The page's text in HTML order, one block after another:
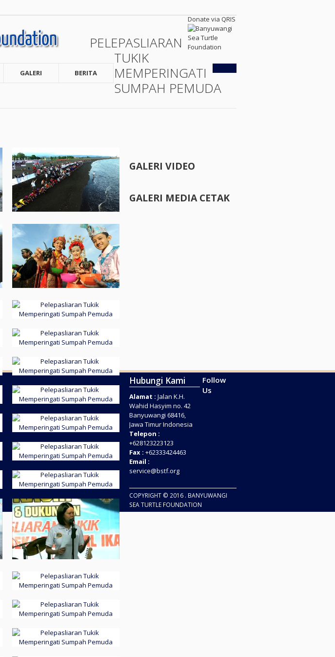
Donate via QRIS
GALERI BERITA
PELEPASLIARAN
TUKIK
MEMPERINGATI
SUMPAH PEMUDA
GALERI VIDEO
GALERI MEDIA CETAK
Hubungi Kami
Alamat : Jalan K.H.
Wahid Hasyim no. 42
Banyuwangi 68416,
Jawa Timur Indonesia
Telepon :
+628123223123
Fax : +62333424463
Email :
service@bstf.org
Follow
Us
COPYRIGHT © 2016 . BANYUWANGI
SEA TURTLE FOUNDATION